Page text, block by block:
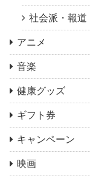
社会派・報道
アニメ
音楽
健康グッズ
ギフト券
キャンペーン
映画